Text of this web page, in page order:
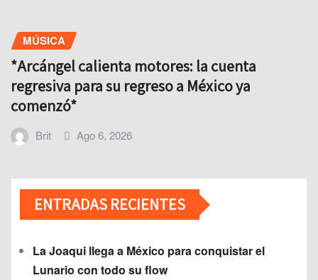
MÚSICA
*Arcángel calienta motores: la cuenta
regresiva para su regreso a México ya
comenzó*
Brit Ago 6, 2026
ENTRADAS RECIENTES
La Joaqui llega a México para conquistar el
Lunario con todo su flow